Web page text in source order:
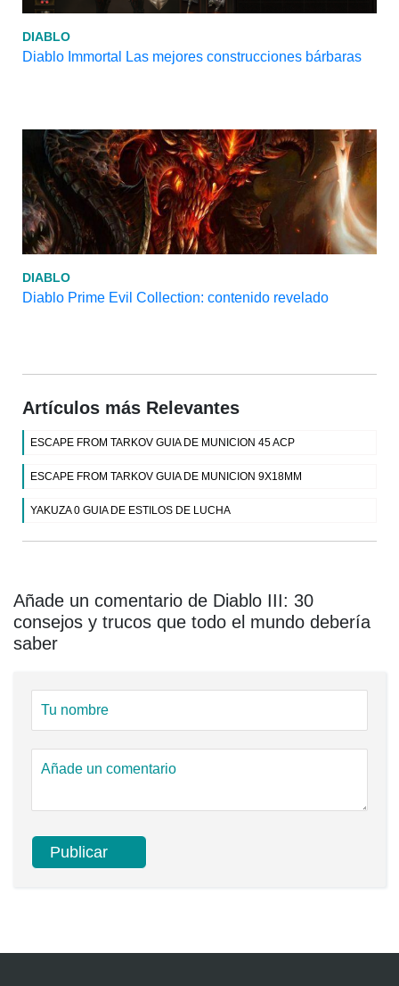
DIABLO
Diablo Immortal Las mejores construcciones bárbaras
DIABLO
Diablo Prime Evil Collection: contenido revelado
Artículos más Relevantes
ESCAPE FROM TARKOV GUIA DE MUNICION 45 ACP
ESCAPE FROM TARKOV GUIA DE MUNICION 9X18MM
YAKUZA 0 GUIA DE ESTILOS DE LUCHA
Añade un comentario de Diablo III: 30
consejos y trucos que todo el mundo debería
saber